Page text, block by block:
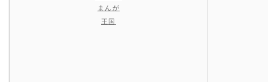
まんが
王国